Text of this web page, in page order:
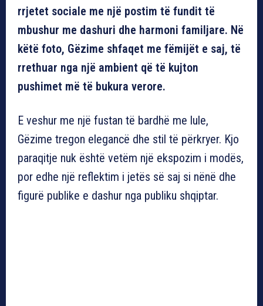
rrjetet sociale me një postim të fundit të
mbushur me dashuri dhe harmoni familjare. Në
këtë foto, Gëzime shfaqet me fëmijët e saj, të
rrethuar nga një ambient që të kujton
pushimet më të bukura verore.
E veshur me një fustan të bardhë me lule,
Gëzime tregon elegancë dhe stil të përkryer. Kjo
paraqitje nuk është vetëm një ekspozim i modës,
por edhe një reflektim i jetës së saj si nënë dhe
figurë publike e dashur nga publiku shqiptar.